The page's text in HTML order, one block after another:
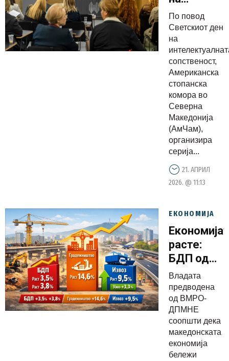
е
суштинска
за
развој,
и
довербата
во
пазарот
По повод
Светскиот ден
на
сопственост,
Американска
стопанска
комора во
Северна
Македонија
(АмЧам),
организира
серија...
21. АПРИЛ
2026. @ 11:13
ЕКОНОМИЈА
расте:
БДП од
3,5% во
2025
година,
со раст
од 14,6%
Владата
предводена
од ВМРО-
ДПМНЕ
соопшти дека
македонската
економија
бележи